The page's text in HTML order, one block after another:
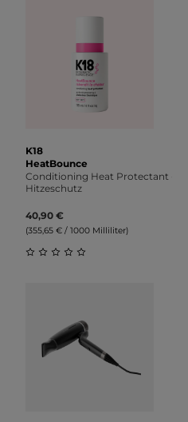
K18
HeatBounce
Conditioning Heat Protectant -
Hitzeschutz
40,90 €
(355,65 € / 1000 Milliliter)